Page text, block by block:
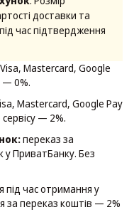
доставки та
час підтвердження
Visa, Mastercard, Google
— 0%.
Mastercard, Google Pay
сервісу — 2%.
переказ за
у ПриватБанку. Без
під час отримання у
за переказ коштів — 2%